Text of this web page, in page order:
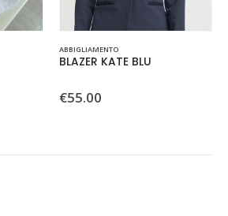
Questo prodotto ha più varianti. Le opzioni possono essere scelte nella pagina del prodotto
ABBIGLIAMENTO
BLAZER KATE BLU
0Su 5
€55.00